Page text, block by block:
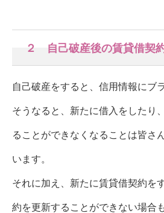
２ 自己破産後の賃貸借契
自己破産をすると、信用情報にブ
そうなると、新たに借入をしたり
ることができなくなることは皆さ
います。
それに加え、新たに賃貸借契約を
約を更新することができない場合